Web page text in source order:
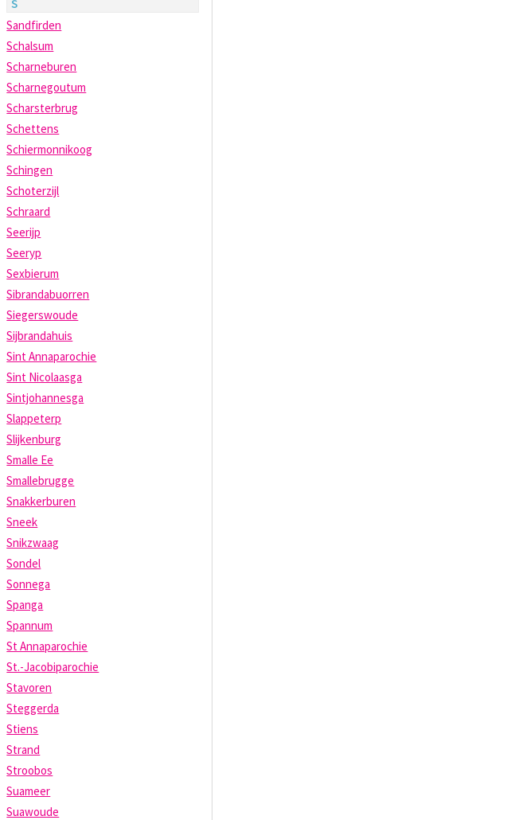
S
Sandfirden
Schalsum
Scharneburen
Scharnegoutum
Scharsterbrug
Schettens
Schiermonnikoog
Schingen
Schoterzijl
Schraard
Seerijp
Seeryp
Sexbierum
Sibrandabuorren
Siegerswoude
Sijbrandahuis
Sint Annaparochie
Sint Nicolaasga
Sintjohannesga
Slappeterp
Slijkenburg
Smalle Ee
Smallebrugge
Snakkerburen
Sneek
Snikzwaag
Sondel
Sonnega
Spanga
Spannum
St Annaparochie
St.-Jacobiparochie
Stavoren
Steggerda
Stiens
Strand
Stroobos
Suameer
Suawoude